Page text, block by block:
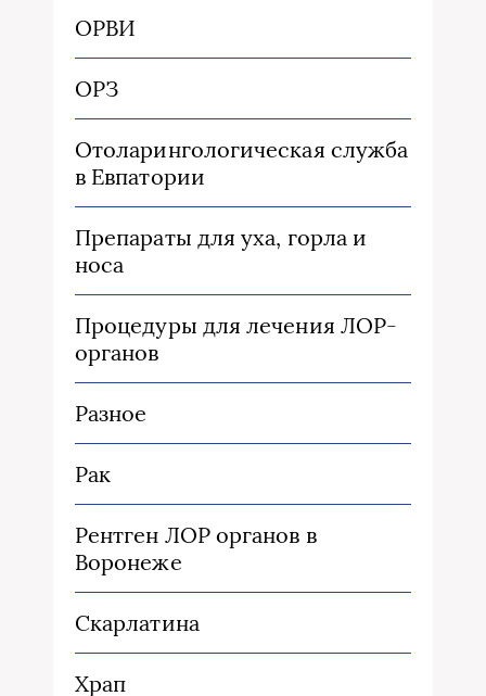
ОРВИ
ОРЗ
Отоларингологическая служба
в Евпатории
Препараты для уха, горла и
носа
Процедуры для лечения ЛОР-
органов
Разное
Рак
Рентген ЛОР органов в
Воронеже
Скарлатина
Храп